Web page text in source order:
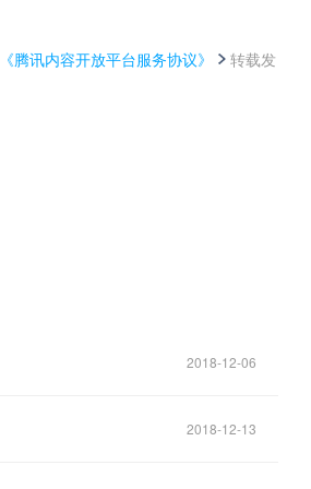
《腾讯内容开放平台服务协议》
转载发
2018-12-06
2018-12-13